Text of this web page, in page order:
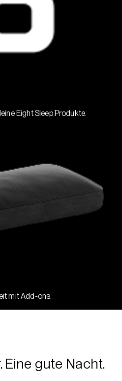
Eight Sleep Produkte.
mit Add-ons.
Eine gute Nacht.